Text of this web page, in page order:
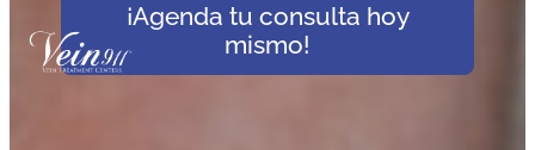
¡Agenda tu consulta hoy
mismo!